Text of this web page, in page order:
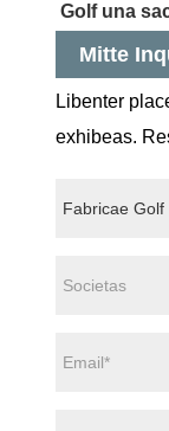
Golf una
Mitte
Libenter
exhibeas.